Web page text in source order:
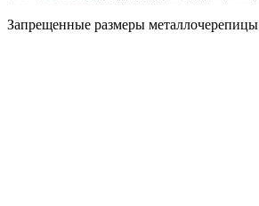
Запрещенные размеры металлочерепицы